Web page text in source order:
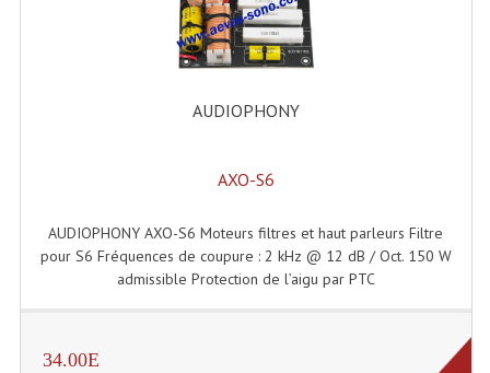
Accessoires Micro, Pieds De Régie
Pieds D'enceintes
Selecteurs Audio Vidéo
Amplificateurs
AUDIOPHONY
AXO-S6
AUDIOPHONY AXO-S6 Moteurs filtres et haut parleurs Filtre
pour S6 Fréquences de coupure : 2 kHz @ 12 dB / Oct. 150 W
admissible Protection de l’aigu par PTC
34.00E